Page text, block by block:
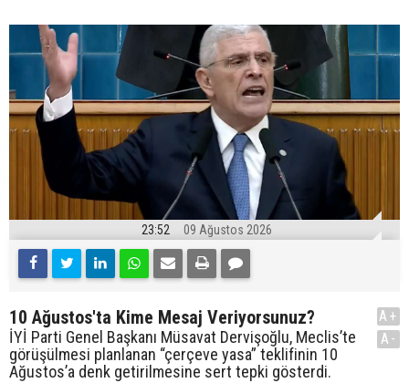
23:52 09 Ağustos 2026
10 Ağustos'ta Kime Mesaj Veriyorsunuz?
İYİ Parti Genel Başkanı Müsavat Dervişoğlu, Meclis’te
görüşülmesi planlanan “çerçeve yasa” teklifinin 10
Ağustos’a denk getirilmesine sert tepki gösterdi.
A+
A-